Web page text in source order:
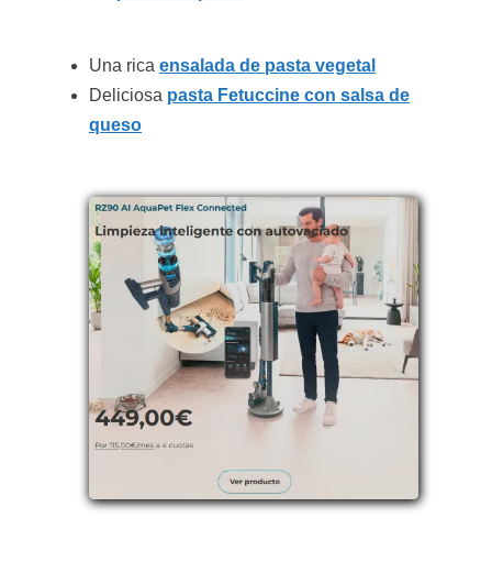
Una rica ensalada de pasta vegetal
Deliciosa pasta Fetuccine con salsa de
queso